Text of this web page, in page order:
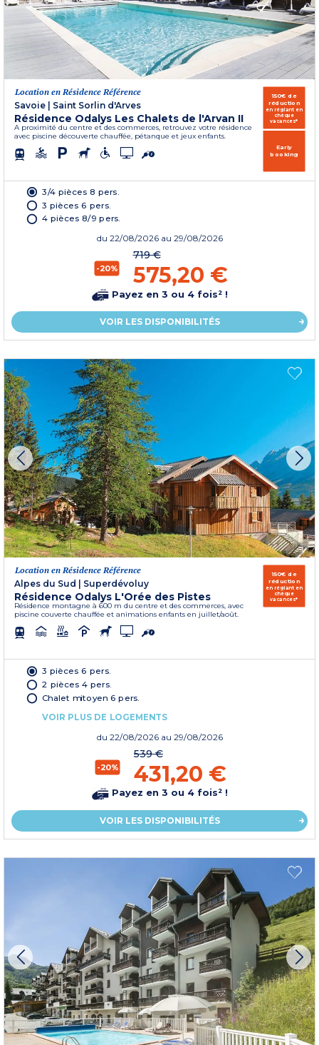
Location en Résidence Référence
Savoie
Saint Sorlin d'Arves
Résidence Odalys Les Chalets de l'Arvan II
A proximité du centre et des commerces, retrouvez votre résidence
avec piscine découverte chauffée, pétanque et jeux enfants.
150€ de
réduction
en réglant en
chèque
vacances*
Early
booking
3/4 pièces 8 pers.
3 pièces 6 pers.
4 pièces 8/9 pers.
du 22/08/2026 au 29/08/2026
-20%
719 €
575,20 €
Payez en 3 ou 4 fois² !
VOIR LES DISPONIBILITÉS
Location en Résidence Référence
Alpes du Sud
Superdévoluy
Résidence Odalys L'Orée des Pistes
Résidence montagne à 600 m du centre et des commerces, avec
piscine couverte chauffée et animations enfants en juillet/août.
150€ de
réduction
en réglant en
chèque
vacances*
3 pièces 6 pers.
2 pièces 4 pers.
Chalet mitoyen 6 pers.
VOIR PLUS DE LOGEMENTS
du 22/08/2026 au 29/08/2026
-20%
539 €
431,20 €
Payez en 3 ou 4 fois² !
VOIR LES DISPONIBILITÉS